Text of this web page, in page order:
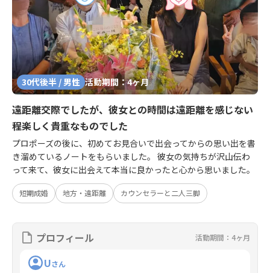
30代後半 / 男性 活動期間：4ヶ月
遠距離交際でしたが、彼女との時間は遠距離を感じない
程楽しく貴重なものでした
プロポーズの後に、初めてお見合いで出会ってからの思い出を書
き溜めているノートをもらいました。 彼女の気持ちが沢山伝わ
って来て、彼女に出会えて本当に良かったと心から思いました。
短期成婚 地方・遠距離 カウンセラーと二人三脚
プロフィール 活動期間：4ヶ月
Uさん